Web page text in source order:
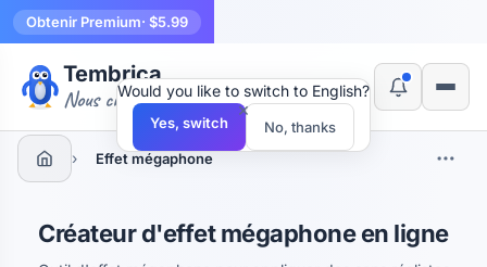
Obtenir Premium· $5.99
Tembrica
Nous créons des outils
› Effet mégaphone
Créateur d'effet mégaphone en ligne
×
Would you like to switch to English?
Yes, switch No, thanks